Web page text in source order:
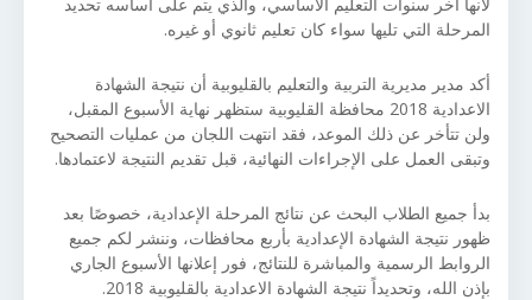
المرحلة التي تليها سواء كان تعليم ثانوي أو غيره.
أكد مدير مديرية التربية والتعليم بالقليوبية أن نتيجة الشهادة
الاعدادية 2018 محافظة القليوبية ستظهر نهاية الأسبوع المقبل،
ولن تتأخر عن ذلك الموعد، فقد انتهت اللجان من عمليات التصحيح
وتبقى العمل على الإجراءات النهائية، قبل تقديم النتيجة لاعتمادها.
بدأ جميع الطلاب البحث عن نتائج المرحلة الإعدادية، خصوصًا بعد
ظهور نتيجة الشهادة الإعدادية بأربع محافظات، وننشر لكم جميع
الروابط الرسمية والمباشرة للنتائج، فور إعلانها الأسبوع الجاري
بإذن الله، وتحديداً نتيجة الشهادة الاعدادية بالقليوبية 2018.